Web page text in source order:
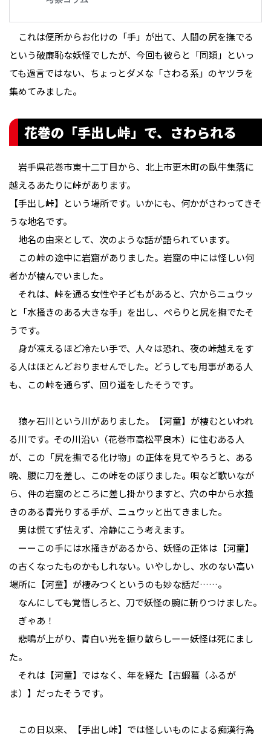
これは便所からお化けの「手」が出て、人間の尻を撫でる
という破廉恥な妖怪でしたが、今回も彼らと「同類」といっ
ても過言ではない、ちょっとダメな「さわる系」のヤツラを
集めてみました。
花巻の「手出し峠」で、さわられる
岩手県花巻市東十二丁目から、北上市更木町の臥牛集落に
越えるあたりに峠があります。
【手出し峠】という場所です。いかにも、何かがさわってきそ
うな地名です。
地名の由来として、次のような話が語られています。
この峠の途中に岩窟がありました。岩窟の中には怪しい何
者かが棲んでいました。
それは、峠を通る女性や子どもがあると、穴からニュウッ
と「水掻きのある大きな手」を出し、ぺらりと尻を撫でたそ
うです。
身が凍えるほど冷たい手で、人々は恐れ、夜の峠越えをす
る人はほとんどおりませんでした。どうしても用事がある人
も、この峠を通らず、回り道をしたそうです。
猿ヶ石川という川がありました。【河童】が棲むといわれ
る川です。その川沿い（花巻市高松平良木）に住むある人
が、この「尻を撫でる化け物」の正体を見てやろうと、ある
晩、腰に刀を差し、この峠をのぼりました。唄など歌いなが
ら、件の岩窟のところに差し掛かりますと、穴の中から水掻
きのある青光りする手が、ニュウッと出てきました。
男は慌てず怯えず、冷静にこう考えます。
ーーこの手には水掻きがあるから、妖怪の正体は【河童】
の古くなったものかもしれない。いやしかし、水のない高い
場所に【河童】が棲みつくというのも妙な話だ……。
なんにしても覚悟しろと、刀で妖怪の腕に斬りつけました。
ぎゃあ！
悲鳴が上がり、青白い光を振り散らしーー妖怪は死にまし
た。
それは【河童】ではなく、年を経た【古蝦蟇（ふるが
ま）】だったそうです。
この日以来、【手出し峠】では怪しいものによる痴漢行為